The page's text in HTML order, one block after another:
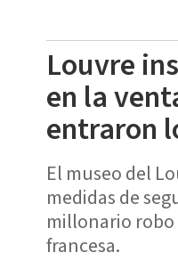
Louvre
en la
entraron
El museo del
medidas de
millonario robo
francesa.